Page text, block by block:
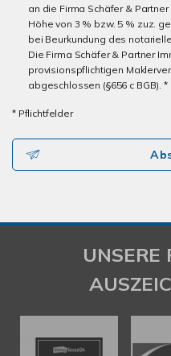
an die Firma Schäfer &
Höhe von 3 % bzw. 5 % zuz.
bei Beurkundung des
Die Firma Schäfer & Partner
provisionspflichtigen
abgeschlossen (§656 c BGB). *
* Pflichtfelder
UNSERE